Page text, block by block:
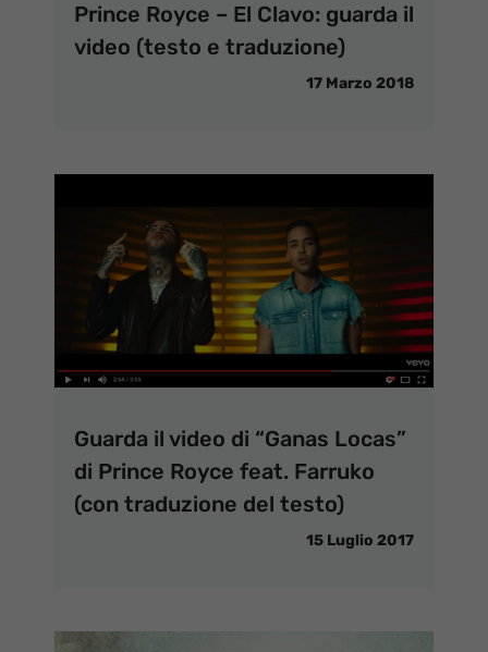
Prince Royce – El Clavo: guarda il
video (testo e traduzione)
17 Marzo 2018
Guarda il video di “Ganas Locas”
di Prince Royce feat. Farruko
(con traduzione del testo)
15 Luglio 2017